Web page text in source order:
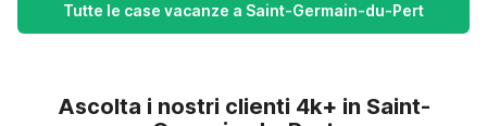
Tutte le case vacanze a Saint-Germain-du-Pert
Ascolta i nostri clienti 4k+ in Saint-